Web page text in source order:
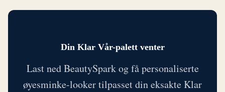
Din Klar Vår-palett venter
Last ned BeautySpark og få personaliserte
øyesminke-looker tilpasset din eksakte Klar